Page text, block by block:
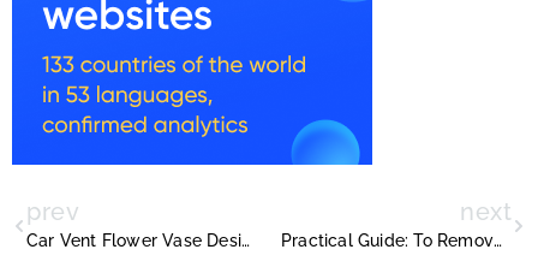
prev
Car Vent Flower Vase Designs
next
Practical Guide: To Remove Matte Lipstick